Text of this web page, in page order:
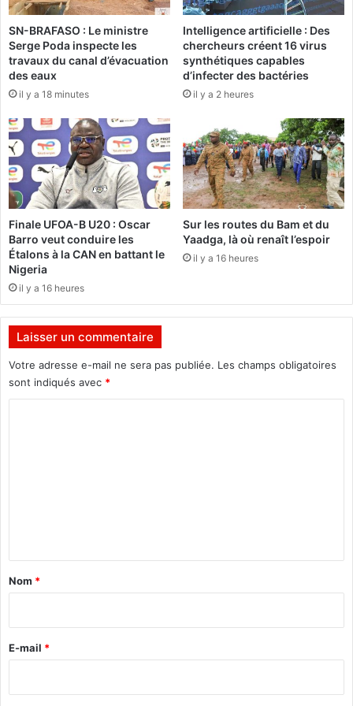
p
o
u
r
p
e
c
e
r
l
e
m
y
s
t
r
c
i
n
e
n
t
e
s
t
n
e
p
e
t
t
e
m
q
u
i
a
e
»
SN-BRAFASO : Le ministre
Serge Poda inspecte les
travaux du canal d’évacuation
des eaux
il y a 18 minutes
Intelligence artificielle : Des
chercheurs créent 16 virus
synthétiques capables
d’infecter des bactéries
il y a 2 heures
Finale UFOA-B U20 : Oscar
Barro veut conduire les
Étalons à la CAN en battant le
Nigeria
il y a 16 heures
Sur les routes du Bam et du
Yaadga, là où renaît l’espoir
il y a 16 heures
Laisser un commentaire
Votre adresse e-mail ne sera pas publiée. Les champs obligatoires
sont indiqués avec *
a
e
Nom *
E-mail *